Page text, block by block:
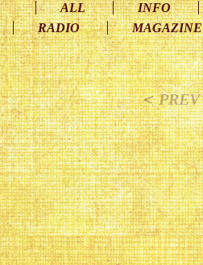
ALL INFO
RADIO
MAGAZINE
＜ PREV